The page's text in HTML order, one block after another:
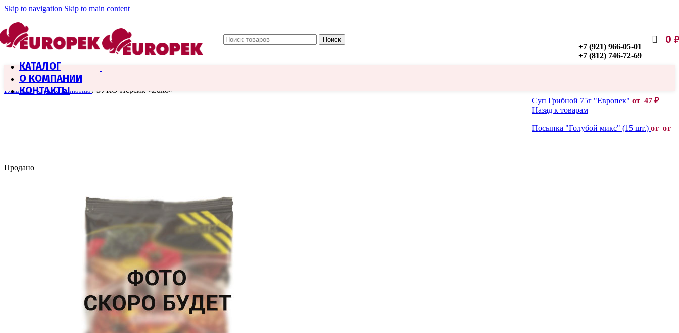
Skip to navigation Skip to main content
Поиск
+7 (921) 966-05-01
+7 (812) 746-72-69
0
КАТАЛОГ
О КОМПАНИИ
КОНТАКТЫ
Главная / Сухие напитки / ЗУКО Персик «Zuko»
Суп Грибной 75г "Европек" от 47 ₽
Назад к товарам
Посыпка "Голубой микс" (15 шт.) от от
Продано